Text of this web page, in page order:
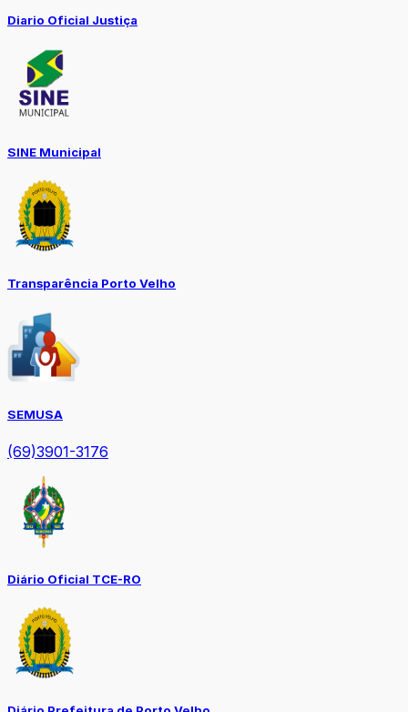
Diario Oficial Justiça
SINE Municipal
Transparência Porto Velho
SEMUSA
(69)3901-3176
Diário Oficial TCE-RO